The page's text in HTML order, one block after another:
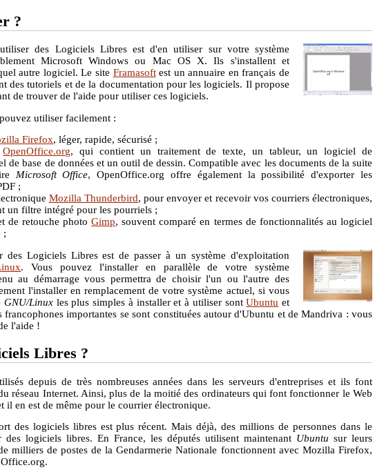
?
des Logiciels Libres est d'en utiliser sur votre système
Microsoft Windows ou Mac OS X. Ils s'installent et
autre logiciel. Le site Framasoftest un annuaire en français de
des tutoriels et de la documentation pour les logiciels. Il propose
de trouver de l'aide pour utiliser ces logiciels.
utiliser facilement :
Firefox, léger, rapide, sécurisé ;
OpenOffice.org, qui contient un traitement de texte, un tableur, un logiciel de
de base de données et un outil de dessin. Compatible avec les documents de la suite
Microsoft Office, OpenOffice.org offre également la possibilité d'exporter les
;
Mozilla Thunderbird, pour envoyer et recevoir vos courriers électroniques,
un filtre intégré pour les pourriels ;
de retouche photo Gimp, souvent comparé en termes de fonctionnalités au logiciel
;
Logiciels Libres est de passer à un système d'exploitation
. Vous pouvez l'installer en parallèle de votre système
au démarrage vous permettra de choisir l'un ou l'autre des
l'installer en remplacement de votre système actuel, si vous
GNU/Linuxles plus simples à installer et à utiliser sontUbuntu et
francophones importantes se sont constituées autour d'Ubuntu et de Mandriva : vous
l'aide !
Libres ?
depuis de très nombreuses années dans les serveurs d'entreprises et ils font
réseau Internet. Ainsi, plus de la moitié des ordinateurs qui font fonctionner le Web
il en est de même pour le courrier électronique.
des logiciels libres est plus récent. Mais déjà, des millions de personnes dans le
logiciels libres. En France, les députés utilisent maintenant Ubuntu sur leurs
milliers de postes de la Gendarmerie Nationale fonctionnent avec Mozilla Firefox,